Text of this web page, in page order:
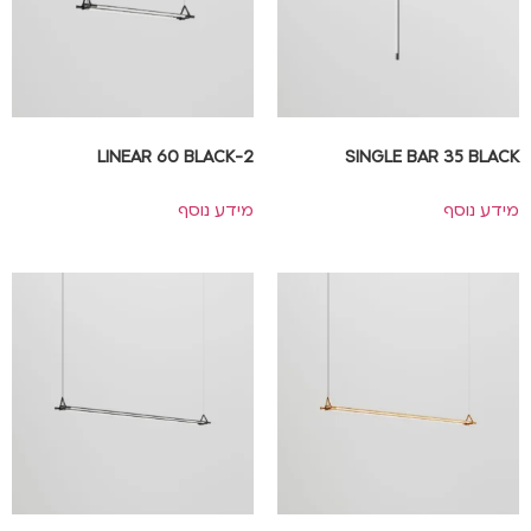
SINGLE BAR 35 BLACK
מידע נוסף
2-LINEAR 60 BLACK
מידע נוסף